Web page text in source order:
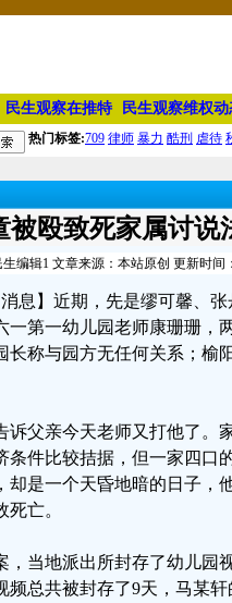
民生观察在推特 民生观察维权动
热门标签:709 律师 暴力 酷刑 虐待
被殴致死家属讨说
编辑1 文章来源：本站原创 更新时间
消息】近期，先是缪可馨、
一第一幼儿园老师康珊珊，
长称与园方无任何关系；榆
诉父亲今天老师又打他了。
件比较拮据，但一家四口
却是一个天昏地暗的日子，
亡。
，当地派出所封存了幼儿园
总共被封存了9天，马某